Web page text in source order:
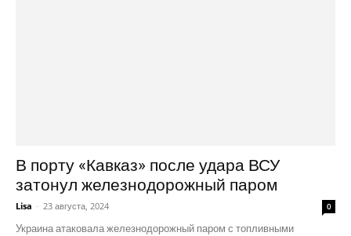
В порту «Кавказ» после удара ВСУ
затонул железнодорожный паром
Lisa - 23 августа, 2024 0
Украина атаковала железнодорожный паром с топливными